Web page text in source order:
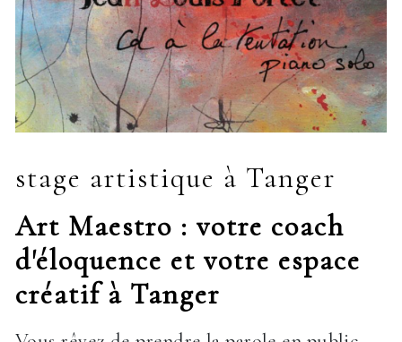
stage artistique à Tanger
Art Maestro : votre coach
d'éloquence et votre espace
créatif à Tanger